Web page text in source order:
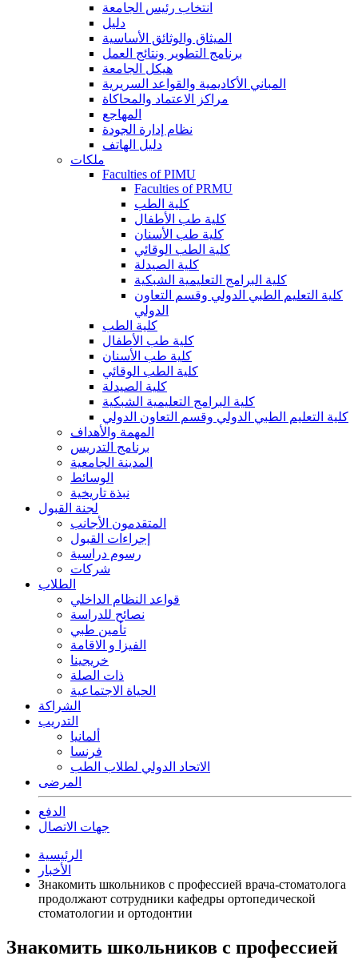
انتخاب رئيس الجامعة
دليل
الميثاق والوثائق الأساسية
برنامج التطوير ونتائج العمل
هيكل الجامعة
المباني الأكاديمية والقواعد السريرية
مراكز الاعتماد والمحاكاة
المهاجع
نظام إدارة الجودة
دليل الهاتف
ملكات
Faculties of PIMU
Faculties of PRMU
كلية الطب
كلية طب الأطفال
كلية طب الأسنان
كلية الطب الوقائي
كلية الصيدلة
كلية البرامج التعليمية الشبكية
كلية التعليم الطبي الدولي وقسم التعاون
الدولي
كلية الطب
كلية طب الأطفال
كلية طب الأسنان
كلية الطب الوقائي
كلية الصيدلة
كلية البرامج التعليمية الشبكية
كلية التعليم الطبي الدولي وقسم التعاون الدولي
المهمة والأهداف
برنامج التدريس
المدينة الجامعية
الوسائط
نبذة تاريخية
لجنة القبول
المتقدمون الأجانب
إجراءات القبول
رسوم دراسية
شركات
الطلاب
قواعد النظام الداخلي
نصائح للدراسة
تأمين طبي
الفيزا و الاقامة
خريجينا
ذات الصلة
الحياة الاجتماعية
الشراكة
التدريب
ألمانيا
فرنسا
الاتحاد الدولي لطلاب الطب
المرضى
الدفع
جهات الاتصال
الرئيسية
الأخبار
Знакомить школьников с профессией врача-стоматолога
продолжают сотрудники кафедры ортопедической
стоматологии и ортодонтии
Знакомить школьников с профессией